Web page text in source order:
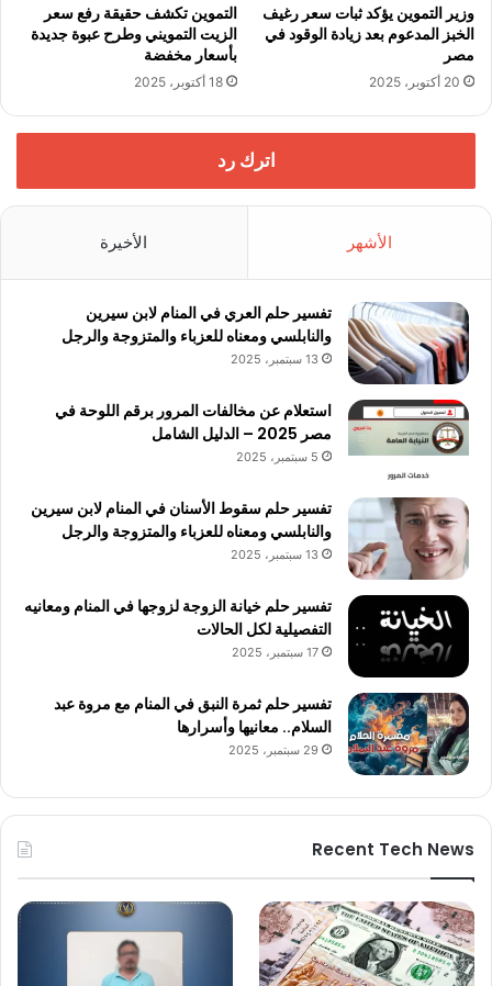
وزير التموين يؤكد ثبات سعر رغيف
الخبز المدعوم بعد زيادة الوقود في
مصر
20 أكتوبر، 2025
التموين تكشف حقيقة رفع سعر
الزيت التمويني وطرح عبوة جديدة
بأسعار مخفضة
18 أكتوبر، 2025
اترك رد
الأشهر الأخيرة
تفسير حلم العري في المنام لابن سيرين
والنابلسي ومعناه للعزباء والمتزوجة والرجل
13 سبتمبر، 2025
استعلام عن مخالفات المرور برقم اللوحة في
مصر 2025 – الدليل الشامل
5 سبتمبر، 2025
تفسير حلم سقوط الأسنان في المنام لابن سيرين
والنابلسي ومعناه للعزباء والمتزوجة والرجل
13 سبتمبر، 2025
تفسير حلم خيانة الزوجة لزوجها في المنام ومعانيه
التفصيلية لكل الحالات
17 سبتمبر، 2025
تفسير حلم ثمرة النبق في المنام مع مروة عبد
السلام.. معانيها وأسرارها
29 سبتمبر، 2025
Recent Tech News